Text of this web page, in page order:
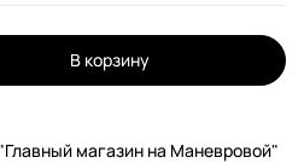
В корзину
магазин на Маневровой"